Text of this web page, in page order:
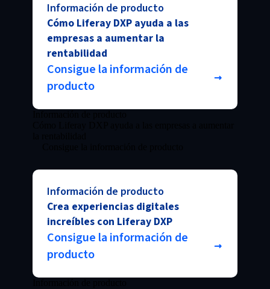
Información de producto
Cómo Liferay DXP ayuda a las
empresas a aumentar la
rentabilidad
Consigue la información de
producto
Información de producto
Crea experiencias digitales
increíbles con Liferay DXP
Consigue la información de
producto